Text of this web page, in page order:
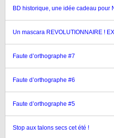
BD historique, une idée cadeau pour
Un mascara REVOLUTIONNAIRE !
Faute d’orthographe #7
Faute d’orthographe #6
Faute d’orthographe #5
Stop aux talons secs cet été !